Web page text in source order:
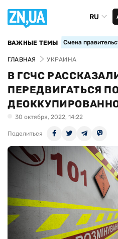
RU
ВАЖНЫЕ ТЕМЫ Смена
ГЛАВНАЯ УКРАИНА
В ГСЧС
ПЕРЕДВИГАТЬСЯ
30 октября, 2022, 14:22
Поделиться